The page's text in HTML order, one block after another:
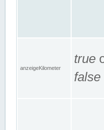
anzeigeKilometer
true
false